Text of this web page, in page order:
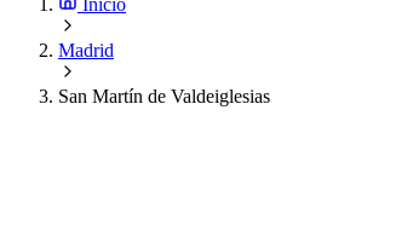
Inicio
Madrid
San Martín de Valdeiglesias